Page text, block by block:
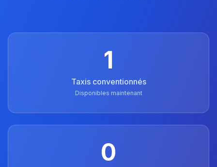
1
Taxis conventionnés
Disponibles maintenant
0